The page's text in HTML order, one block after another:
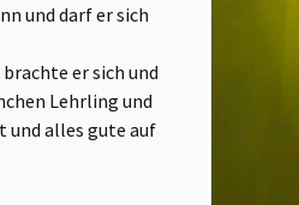
und darf er sich
er sich und
Lehrling und
und alles gute auf